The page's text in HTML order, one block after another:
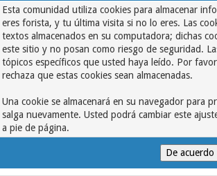
Esta comunidad utiliza cookies para almacenar
eres forista, y tu última visita si no lo eres. Las
textos almacenados en su computadora; dichas
este sitio y no posan como riesgo de seguridad.
tópicos específicos que usted haya leído. Por
rechaza que estas cookies sean almacenadas.
Una cookie se almacenará en su navegador para
salga nuevamente. Usted podrá cambiar este
a pie de página.